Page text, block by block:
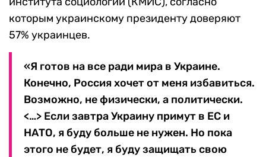
которым украинскому президенту доверяют
57% украинцев.
«Я готов на все ради мира в Украине.
Конечно, Россия хочет от меня избавиться.
Возможно, не физически, а политически.
<…> Если завтра Украину примут в ЕС и
НАТО, я буду больше не нужен. Но пока
этого не будет, я буду защищать свою